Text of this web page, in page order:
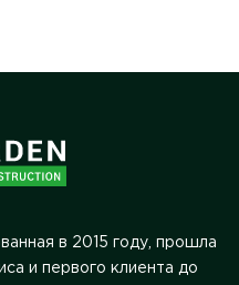
в 2015 году, прошла
и первого клиента до